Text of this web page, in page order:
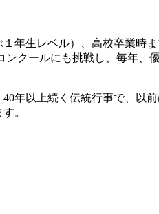
年生レベル）、高校卒業時
クールにも挑戦し、毎年、
年以上続く伝統行事で、以
。